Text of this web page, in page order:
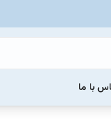
با ما